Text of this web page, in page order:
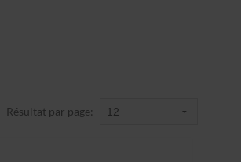
Résultat par page: